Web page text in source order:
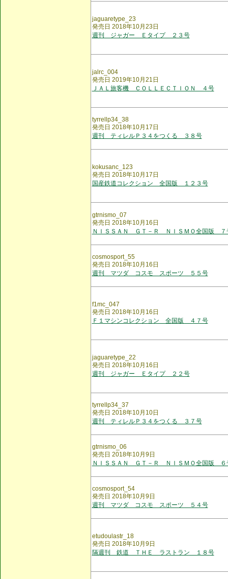
jaguaretype_23
発売日 2018年10月23日
週刊 ジャガー Ｅタイプ ２３号
jalrc_004
発売日 2019年10月21日
ＪＡＬ旅客機 ＣＯＬＬＥＣＴＩＯＮ ４号
tyrrellp34_38
発売日 2018年10月17日
週刊 ティレルＰ３４をつくる ３８号
kokusanc_123
発売日 2018年10月17日
国産鉄道コレクション 全国版 １２３号
gtrnismo_07
発売日 2018年10月16日
ＮＩＳＳＡＮ ＧＴ－Ｒ ＮＩＳＭＯ全国版 ７
cosmosport_55
発売日 2018年10月16日
週刊 マツダ コスモ スポーツ ５５号
f1mc_047
発売日 2018年10月16日
Ｆ１マシンコレクション 全国版 ４７号
jaguaretype_22
発売日 2018年10月16日
週刊 ジャガー Ｅタイプ ２２号
tyrrellp34_37
発売日 2018年10月10日
週刊 ティレルＰ３４をつくる ３７号
gtrnismo_06
発売日 2018年10月9日
ＮＩＳＳＡＮ ＧＴ－Ｒ ＮＩＳＭＯ全国版 ６
cosmosport_54
発売日 2018年10月9日
週刊 マツダ コスモ スポーツ ５４号
etudoulastr_18
発売日 2018年10月9日
隔週刊 鉄道 ＴＨＥ ラストラン １８号